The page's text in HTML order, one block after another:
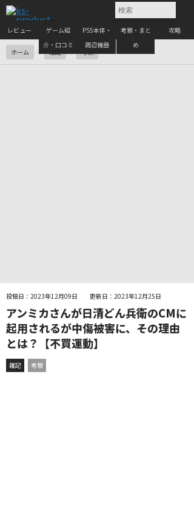
レビュー
ゲーム紹
介・口コミ
PS5本体・
周辺機器
考察・まと
め
攻略
ホーム 雑記 考察
投稿日：2023年12月09日 更新日：2023年12月25日
アンミカさんが日清どん兵衛のCMに
起用されるが中傷被害に、その理由
とは？【不買運動】
雑記 考察